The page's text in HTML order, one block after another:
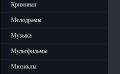
Криминал
Мелодрамы
Музыка
Мультфильмы
Мюзиклы